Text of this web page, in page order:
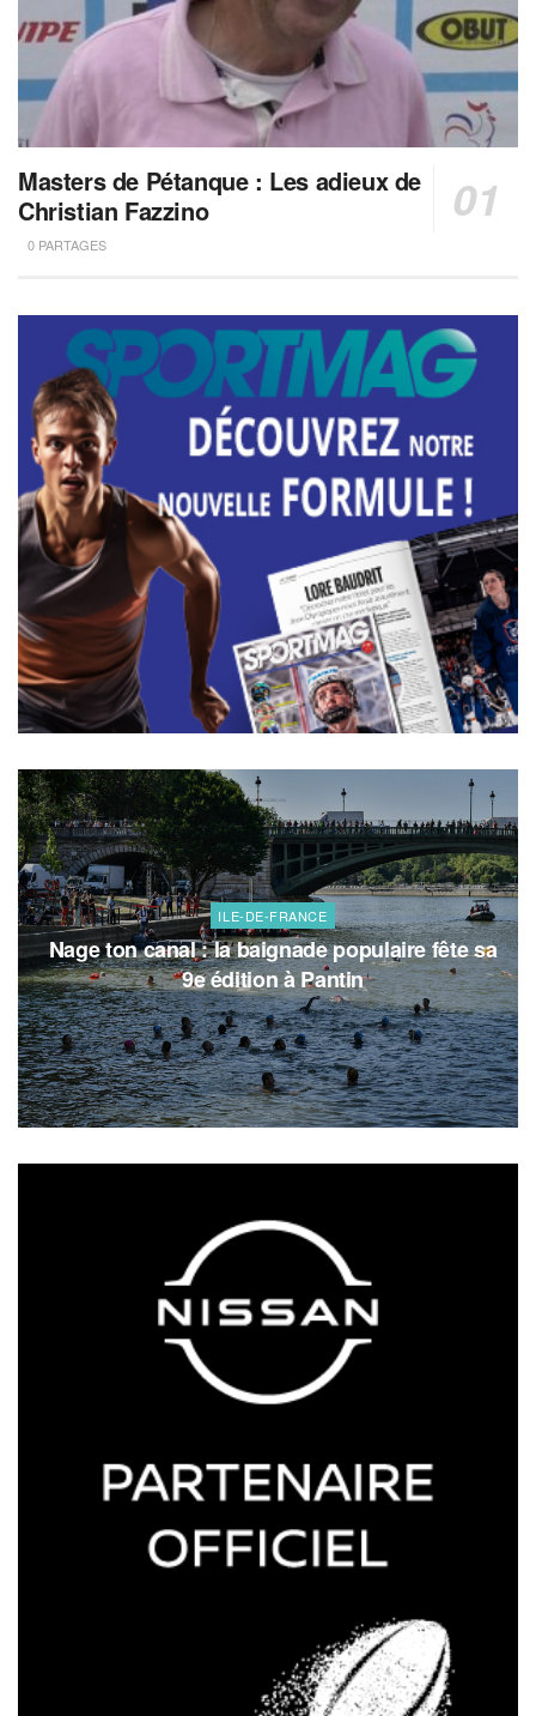
Masters de Pétanque : Les adieux de
Christian Fazzino
0 PARTAGES
ILE-DE-FRANCE
Nage ton canal : la baignade populaire fête sa
9e édition à Pantin